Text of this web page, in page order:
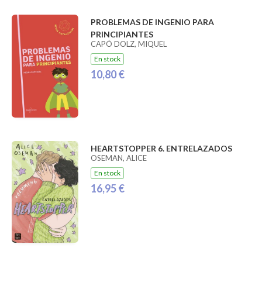
PROBLEMAS DE INGENIO PARA
PRINCIPIANTES
CAPÓ DOLZ, MIQUEL
En stock
10,80 €
HEARTSTOPPER 6. ENTRELAZADOS
OSEMAN, ALICE
En stock
16,95 €